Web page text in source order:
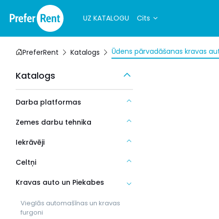
UZ KATALOGU Cits
PreferRent Katalogs Ūdens pārvadāšanas kravas
Katalogs
Darba platformas
Zemes darbu tehnika
Iekrāvēji
Celtņi
Kravas auto un Piekabes
Vieglās automašīnas un kravas
furgoni